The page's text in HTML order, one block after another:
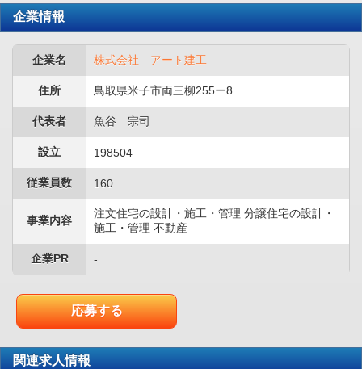
企業情報
企業名 株式会社 アート建工
住所 鳥取県米子市両三柳255ー8
代表者 魚谷 宗司
設立 198504
従業員数 160
事業内容
注文住宅の設計・施工・管理 分譲住宅の設計・
施工・管理 不動産
企業PR -
応募する
関連求人情報